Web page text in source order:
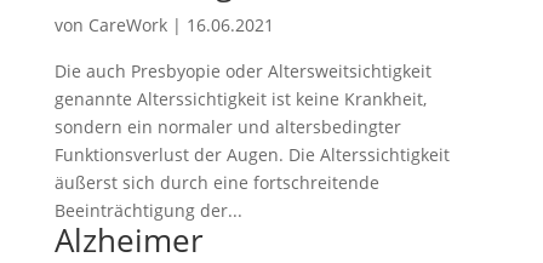
von CareWork| 16.06.2021
Die auch Presbyopie oder Altersweitsichtigkeit
genannte Alterssichtigkeit ist keine Krankheit,
sondern ein normaler und altersbedingter
Funktionsverlust der Augen. Die Alterssichtigkeit
äußerst sich durch eine fortschreitende
Beeinträchtigung der...
Alzheimer